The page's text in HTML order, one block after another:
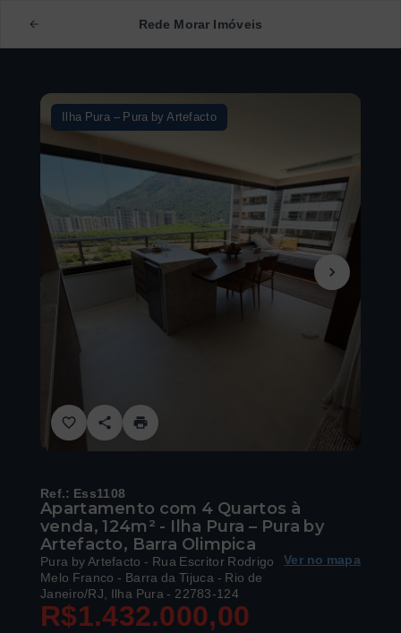
Rede Morar Imóveis
Ilha Pura – Pura by Artefacto
Ref.: Ess1108
Apartamento com 4 Quartos à
venda, 124m² - Ilha Pura – Pura by
Artefacto, Barra Olimpica
Pura by Artefacto - Rua Escritor Rodrigo
Melo Franco - Barra da Tijuca - Rio de
Janeiro/RJ, Ilha Pura - 22783-124
Ver no mapa
R$1.432.000,00